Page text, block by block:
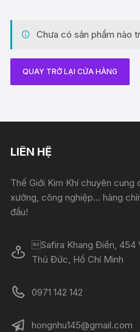
Chưa có sản phẩm nào
QUAY TRỞ LẠI CỬA HÀNG
LIÊN HỆ
Thế Giới Kim Khí chuyên
xưởng, công nghiệp... hàng
đầu!
Safira Khang Điền, 454
Thủ Đức, Hồ Chí Minh
0971 142 142
hongnhu145@gmail.com